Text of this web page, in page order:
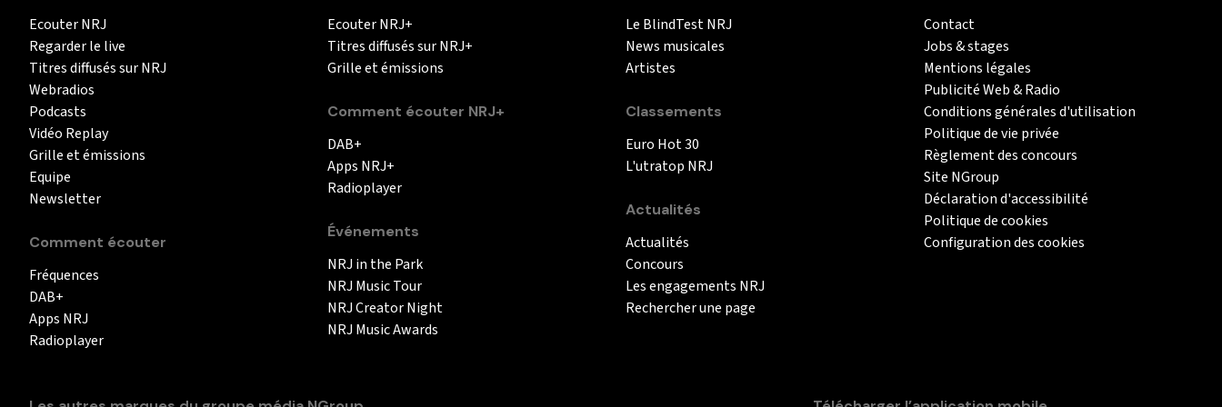
Ecouter NRJ
Regarder le live
Titres diffusés sur NRJ
Webradios
Podcasts
Vidéo Replay
Grille et émissions
Equipe
Newsletter
Comment écouter
Fréquences
DAB+
Apps NRJ
Radioplayer
Ecouter NRJ+
Titres diffusés sur NRJ+
Grille et émissions
Comment écouter NRJ+
DAB+
Apps NRJ+
Radioplayer
Événements
NRJ in the Park
NRJ Music Tour
NRJ Creator Night
NRJ Music Awards
Le BlindTest NRJ
News musicales
Artistes
Classements
Euro Hot 30
L'utratop NRJ
Actualités
Actualités
Concours
Les engagements NRJ
Rechercher une page
Contact
Jobs & stages
Mentions légales
Publicité Web & Radio
Conditions générales d'utilisation
Politique de vie privée
Règlement des concours
Site NGroup
Déclaration d'accessibilité
Politique de cookies
Configuration des cookies